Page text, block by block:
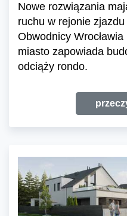
Nowe rozwiązania
ruchu w rejonie
Obwodnicy
miasto zapowiada
odciąży rondo.